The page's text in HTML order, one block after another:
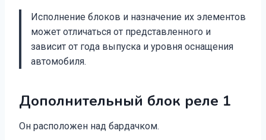
Исполнение блоков и назначение их элементов
может отличаться от представленного и
зависит от года выпуска и уровня оснащения
автомобиля.
Дополнительный блок реле 1
Он расположен над бардачком.